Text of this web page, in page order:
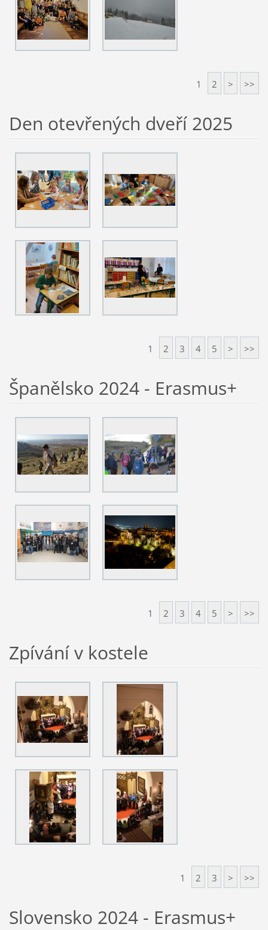
1 2 > >>
Den otevřených dveří 2025
1 2 3 4 5 > >>
Španělsko 2024 - Erasmus+
1 2 3 4 5 > >>
Zpívání v kostele
1 2 3 > >>
Slovensko 2024 - Erasmus+